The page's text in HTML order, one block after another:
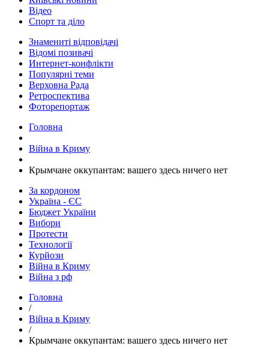
Відео
Спорт та діло
Знамениті відповідачі
Відомі позивачі
Интернет-конфлікти
Популярні теми
Верховна Рада
Ретроспектива
Фоторепортаж
Головна
Війна в Криму
​Крымчане оккупантам: вашего здесь ничего нет
За кордоном
Україна - ЄС
Бюджет України
Вибори
Протести
Технології
Курйози
Війна в Криму
Війна з рф
Головна
/
Війна в Криму
/
​Крымчане оккупантам: вашего здесь ничего нет